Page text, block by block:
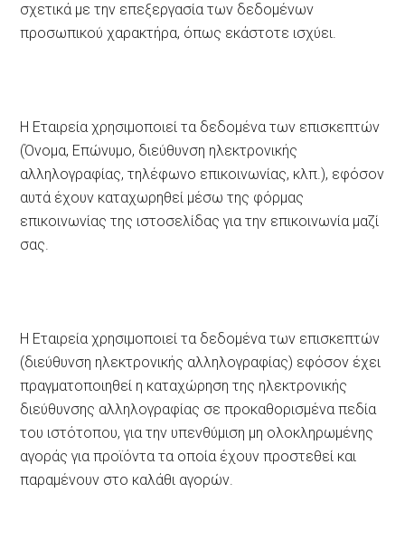
σχετικά με την επεξεργασία των δεδομένων
προσωπικού χαρακτήρα, όπως εκάστοτε ισχύει.
Η Εταιρεία χρησιμοποιεί τα δεδομένα των επισκεπτών
(Όνομα, Επώνυμο, διεύθυνση ηλεκτρονικής
αλληλογραφίας, τηλέφωνο επικοινωνίας, κλπ.), εφόσον
αυτά έχουν καταχωρηθεί μέσω της φόρμας
επικοινωνίας της ιστοσελίδας για την επικοινωνία μαζί
σας.
Η Εταιρεία χρησιμοποιεί τα δεδομένα των επισκεπτών
(διεύθυνση ηλεκτρονικής αλληλογραφίας) εφόσον έχει
πραγματοποιηθεί η καταχώρηση της ηλεκτρονικής
διεύθυνσης αλληλογραφίας σε προκαθορισμένα πεδία
του ιστότοπου, για την υπενθύμιση μη ολοκληρωμένης
αγοράς για προϊόντα τα οποία έχουν προστεθεί και
παραμένουν στο καλάθι αγορών.